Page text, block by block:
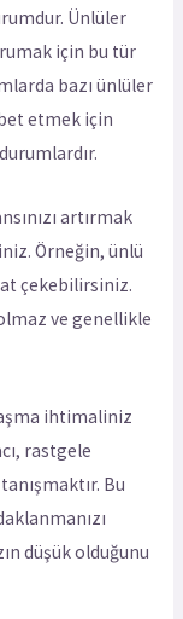
Ünlüler
için bu tür
bazı ünlüler
etmek için
artırmak
Örneğin, ünlü
çekebilirsiniz.
ve genellikle
ihtimaliniz
rastgele
Bu
düşük olduğunu